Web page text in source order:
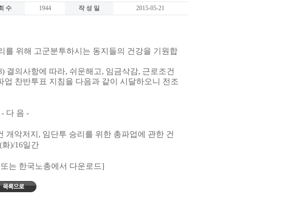
수 1944 작 성 일
2015-05-21
를 위해 고군분투하시는 동지들의 건강을 기원합
결의사항에 따라, 쉬운해고, 임금삭감, 근로조건
업 찬반투표 지침을 다음과 같이 시달하오니 전조
- 다 음 -
개악저지 , 임단투 승리를 위한 총파업에 관한 건
(화)/16일간
는 한국노총에서 다운로드]